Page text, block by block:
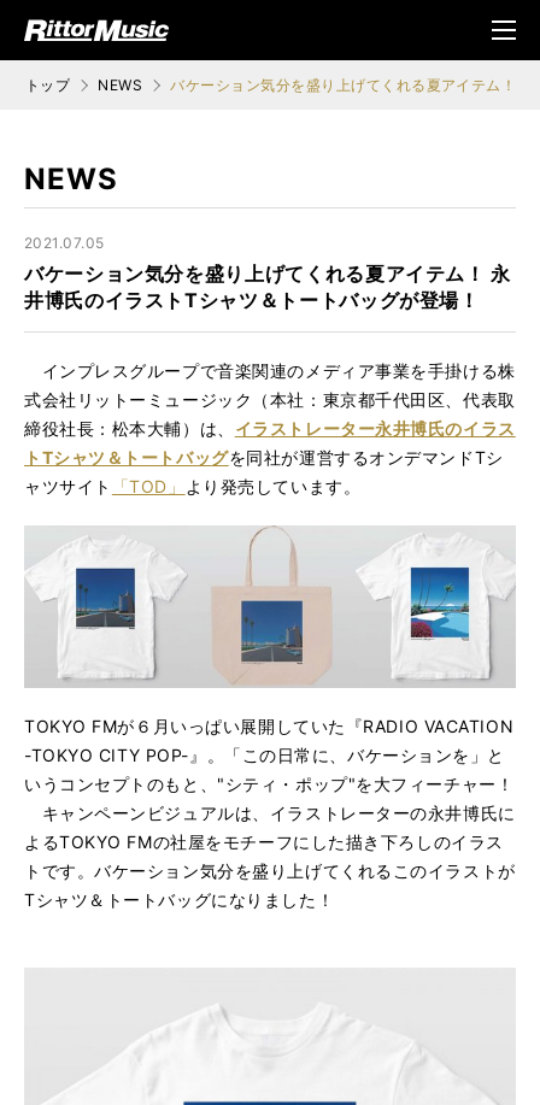
ジック (Rittor Musi
メニ
ュ
トップ NEWS バケーション気分を盛り上げてくれる夏アイテム！
NEWS
2021.07.05
バケーション気分を盛り上げてくれる夏アイテム！ 永
井博氏のイラストTシャツ＆トートバッグが登場！
インプレスグループで音楽関連のメディア事業を手掛ける株
式会社リットーミュージック（本社：東京都千代田区、代表取
締役社長：松本大輔）は、 イラストレーター永井博氏のイラス
トTシャツ＆トートバッグを同社が運営するオンデマンドTシ
ャツサイト
「TOD」 より発売しています。
TOKYO FMが６月いっぱい展開していた『RADIO VACATION
-TOKYO CITY POP-』。「この日常に、バケーションを」と
いうコンセプトのもと、"シティ・ポップ"を大フィーチャー！
キャンペーンビジュアルは、イラストレーターの永井博氏に
よるTOKYO FMの社屋をモチーフにした描き下ろしのイラス
トです。バケーション気分を盛り上げてくれるこのイラストが
Tシャツ＆トートバッグになりました！